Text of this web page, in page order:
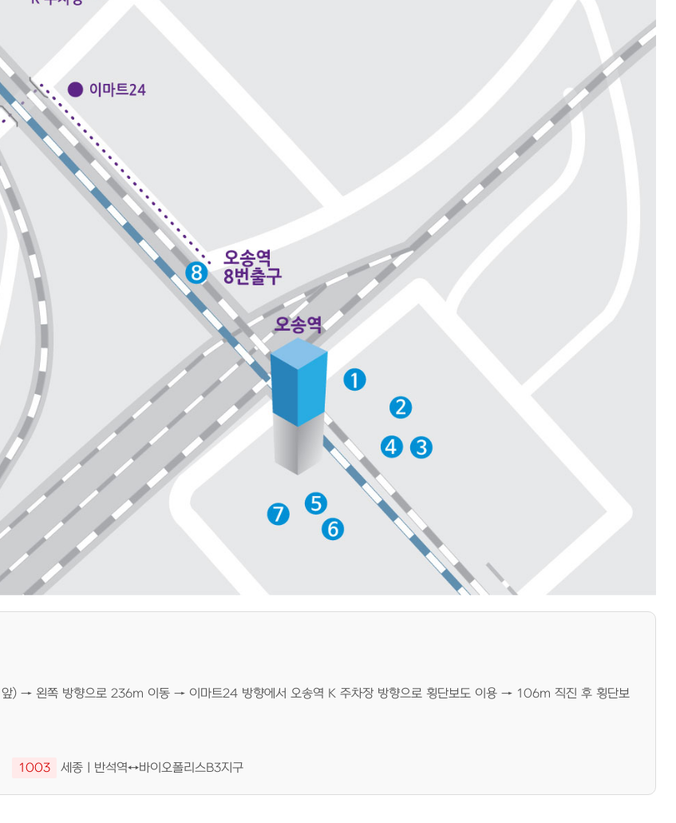
) → 왼쪽 방향으로 236m 이동 → 이마트24 방향에서 오송역 K 주차장 방향으로 횡단보도 이용 → 106m 직진 후 횡단보
1003 세종ㅣ반석역↔바이오폴리스B3지구